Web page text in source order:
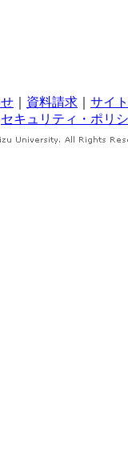
資料請求
サイ
セキュリティ・ポリ